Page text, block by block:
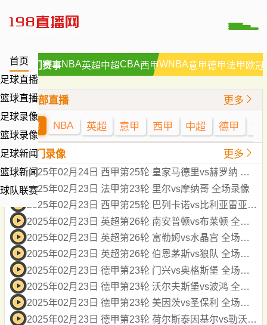
首页
足球直播
篮球直播
足球录像
篮球录像
足球新闻
篮球新闻
球队联赛
热门赛事NBA英超中超CBA西甲WNBA意甲德甲法甲 欧冠
全部直播 更多
全部 NBA 英超 意甲 西甲 中超 德甲 法
热门录像 更多
2025年02月24日 西甲第25轮 皇家马德里vs赫罗纳 全场录像
2025年02月23日 法甲第23轮 里尔vs摩纳哥 全场录像
2025年02月23日 西甲第25轮 巴列卡诺vs比利亚雷亚尔 全场录像
2025年02月23日 英超第26轮 南安普顿vs布莱顿 全场录像
2025年02月23日 英超第26轮 富勒姆vs水晶宫 全场录像
2025年02月23日 英超第26轮 伯恩茅斯vs狼队 全场录像
2025年02月23日 德甲第23轮 门兴vs奥格斯堡 全场录像
2025年02月23日 德甲第23轮 沃尔夫斯堡vs波鸿 全场录像
2025年02月23日 德甲第23轮 美因茨vs圣保利 全场录像
2025年02月23日 德甲第23轮 荷尔斯泰因基尔vs勒沃库森 全场录像